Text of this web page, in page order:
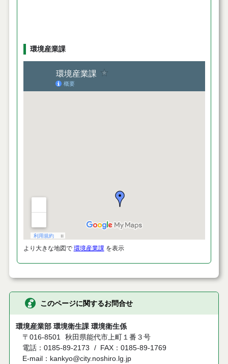
環境産業課
より大きな地図で 環境産業課を表示
このページに関するお問合せ
環境産業部 環境衛生課 環境衛生係
〒016-8501 秋田県能代市上町１番３号
電話：0185-89-2173
FAX：0185-89-1769
E-mail：kankyo@city.noshiro.lg.jp